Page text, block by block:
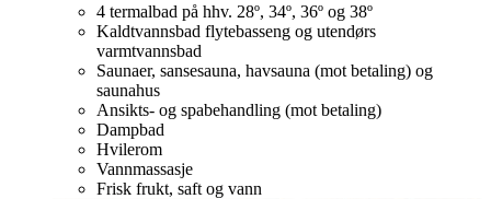
4 termalbad på hhv. 28º, 34º, 36º og 38º
Kaldtvannsbad flytebasseng og utendørs
varmtvannsbad
Saunaer, sansesauna, havsauna (mot betaling) og
saunahus
Ansikts- og spabehandling (mot betaling)
Dampbad
Hvilerom
Vannmassasje
Frisk frukt, saft og vann